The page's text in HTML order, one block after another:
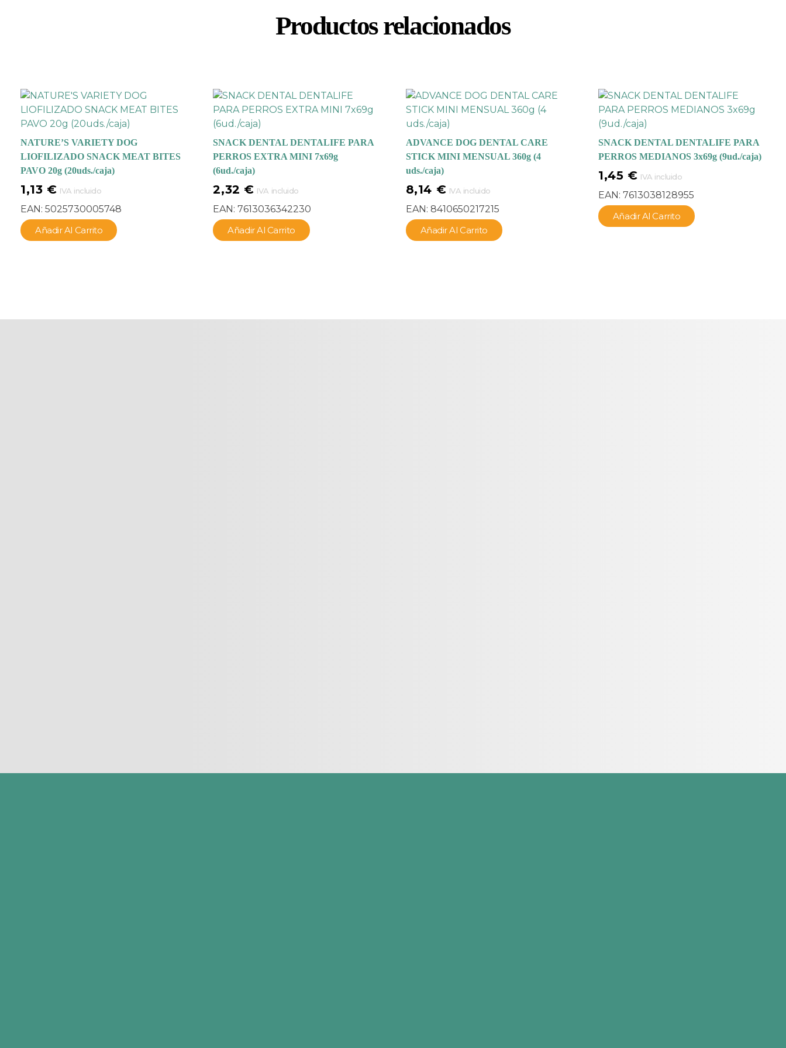
Productos relacionados
NATURE’S VARIETY DOG
LIOFILIZADO SNACK MEAT BITES
PAVO 20g (20uds./caja)
1,13 € IVA incluido
EAN: 5025730005748
Añadir Al Carrito
SNACK DENTAL DENTALIFE PARA
PERROS EXTRA MINI 7x69g
(6ud./caja)
2,32 € IVA incluido
EAN:7613036342230
Añadir Al Carrito
ADVANCE DOG DENTAL CARE
STICK MINI MENSUAL 360g (4
uds./caja)
8,14 € IVA incluido
EAN: 8410650217215
Añadir Al Carrito
SNACK DENTAL DENTALIFE PARA
PERROS MEDIANOS 3x69g (9ud./caja)
1,45 € IVA incluido
EAN: 7613038128955
Añadir Al Carrito